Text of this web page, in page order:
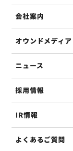
会社案内
オウンドメディア
ニュース
採用情報
IR情報
よくあるご質問